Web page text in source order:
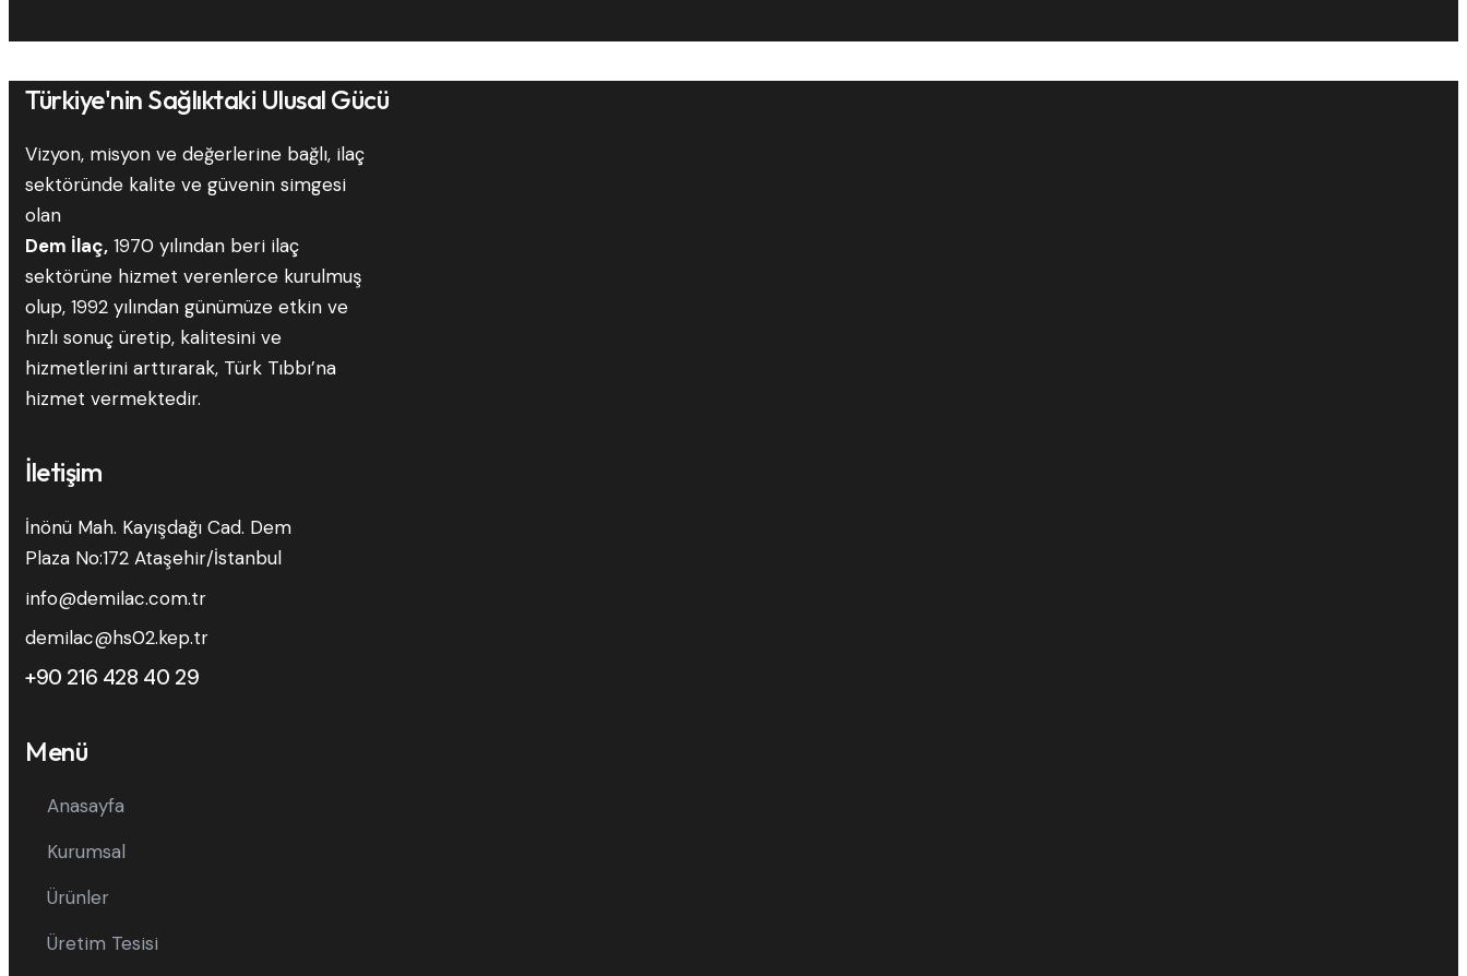
Türkiye'nin Sağlıktaki Ulusal Gücü
Vizyon, misyon ve değerlerine bağlı, ilaç
sektöründe kalite ve güvenin simgesi
olan
Dem İlaç, 1970 yılından beri ilaç
sektörüne hizmet verenlerce kurulmuş
olup, 1992 yılından günümüze etkin ve
hızlı sonuç üretip, kalitesini ve
hizmetlerini arttırarak, Türk Tıbbı’na
hizmet vermektedir.
İletişim
İnönü Mah. Kayışdağı Cad. Dem
Plaza No:172 Ataşehir/İstanbul
info@demilac.com.tr
demilac@hs02.kep.tr
+90 216 428 40 29
Menü
Anasayfa
Kurumsal
Ürünler
Üretim Tesisi